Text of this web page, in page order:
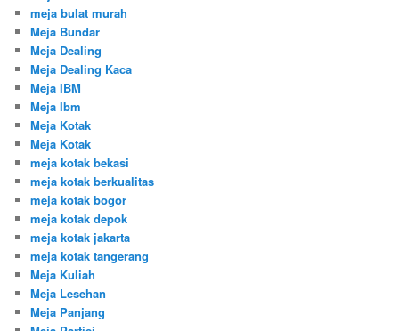
meja bulat murah
Meja Bundar
Meja Dealing
Meja Dealing Kaca
Meja IBM
Meja Ibm
Meja Kotak
Meja Kotak
meja kotak bekasi
meja kotak berkualitas
meja kotak bogor
meja kotak depok
meja kotak jakarta
meja kotak tangerang
Meja Kuliah
Meja Lesehan
Meja Panjang